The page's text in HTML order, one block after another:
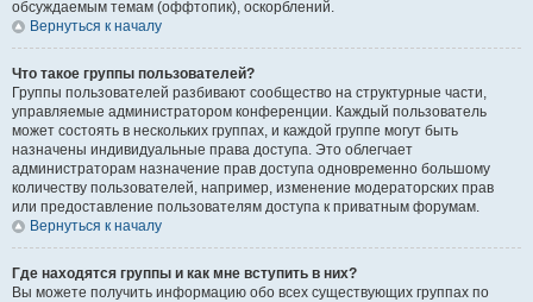
обсуждаемым темам (оффтопик), оскорблений.
Вернуться к началу
Что такое группы пользователей?
Группы пользователей разбивают сообщество на структурные части,
управляемые администратором конференции. Каждый пользователь
может состоять в нескольких группах, и каждой группе могут быть
назначены индивидуальные права доступа. Это облегчает
администраторам назначение прав доступа одновременно большому
количеству пользователей, например, изменение модераторских прав
или предоставление пользователям доступа к приватным форумам.
Вернуться к началу
Где находятся группы и как мне вступить в них?
Вы можете получить информацию обо всех существующих группах по